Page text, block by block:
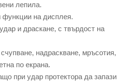
лепила.
на дисплея.
и драскане, с твърдост на
надраскване, мръсотия,
по екрана.
при удар протектора да запази